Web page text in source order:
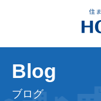
Blog
ブログ